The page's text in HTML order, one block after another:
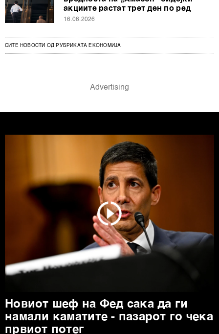
акциите растат трет ден по ред
16.06.2026
СИТЕ НОВОСТИ ОД РУБРИКАТА ЕКОНОМИЈА
Новиот шеф на Фед сака да ги
намали каматите - пазарот го чека
првиот потег